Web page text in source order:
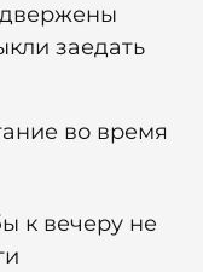
заедать
во время
к вечеру не